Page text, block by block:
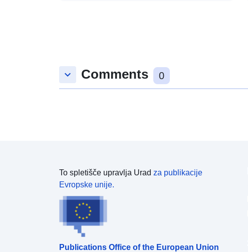
keyboard_arrow_down Comments 0
To spletišče upravlja Urad za publikacije
Evropske unije.
Publications Office of the European Union